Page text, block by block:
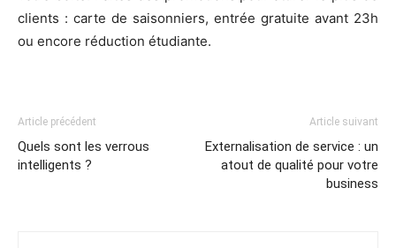
clients : carte de saisonniers, entrée gratuite avant 23h
ou encore réduction étudiante.
Article précédent
Quels sont les verrous
intelligents ?
Article suivant
Externalisation de service : un
atout de qualité pour votre
business